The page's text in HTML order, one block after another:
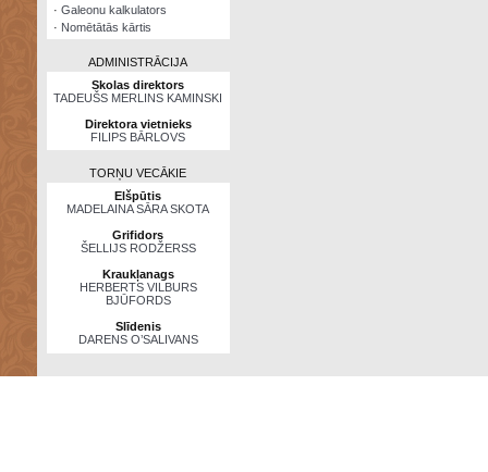
· Galeonu kalkulators
· Nomētātās kārtis
ADMINISTRĀCIJA
Skolas direktors
TADEUŠS MERLINS KAMINSKI
Direktora vietnieks
FILIPS BĀRLOVS
TORŅU VECĀKIE
Elšpūtis
MADELAINA SĀRA SKOTA
Grifidors
ŠELLIJS RODŽERSS
Kraukļanags
HERBERTS VILBURS
BJŪFORDS
Slīdenis
DARENS O’SALIVANS